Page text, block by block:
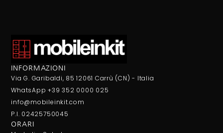
INFORMAZIONI
Via G. Garibaldi, 85 12061 Carrù (CN) - Italia
WhatsApp +39 352 0000 025
info@mobileinkit.com
P.I. 02425750045
ORARI